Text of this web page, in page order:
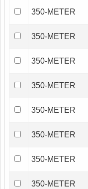
350-METER
350-METER
350-METER
350-METER
350-METER
350-METER
350-METER
350-METER